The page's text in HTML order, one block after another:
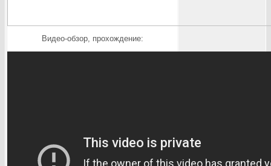
Видео-обзор, прохождение: